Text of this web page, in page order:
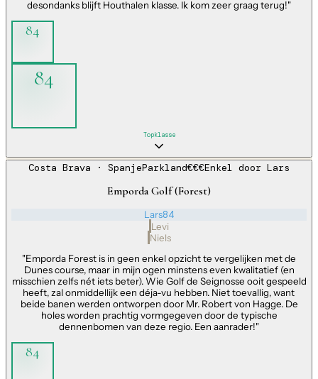
desondanks blijft Houthalen klasse. Ik kom zeer graag terug!"
84
84
Topklasse
Costa Brava · SpanjeParkland€€€Enkel door Lars
Emporda Golf (Forest)
Lars84
Levi
Niels
"Emporda Forest is in geen enkel opzicht te vergelijken met de
Dunes course, maar in mijn ogen minstens even kwalitatief (en
misschien zelfs nét iets beter). Wie Golf de Seignosse ooit gespeeld
heeft, zal onmiddellijk een déja-vu hebben. Niet toevallig, want
beide banen werden ontworpen door Mr. Robert von Hagge. De
holes worden prachtig vormgegeven door de typische
dennenbomen van deze regio. Een aanrader!"
84